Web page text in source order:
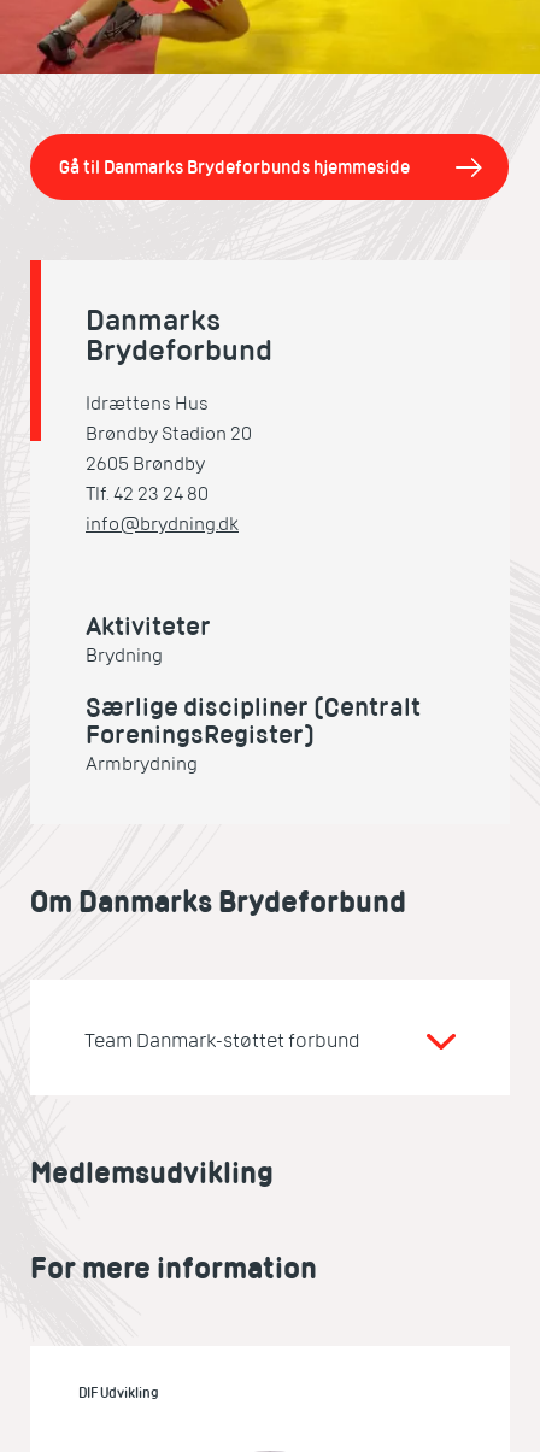
Gå til Danmarks Brydeforbunds hjemmeside
Danmarks
Brydeforbund
Idrættens Hus
Brøndby Stadion 20
2605 Brøndby
Tlf. 42 23 24 80
info@brydning.dk
Aktiviteter
Brydning
Særlige discipliner (Centralt
ForeningsRegister)
Armbrydning
Om Danmarks Brydeforbund
Team Danmark-støttet forbund
Medlemsudvikling
For mere information
DIF Udvikling